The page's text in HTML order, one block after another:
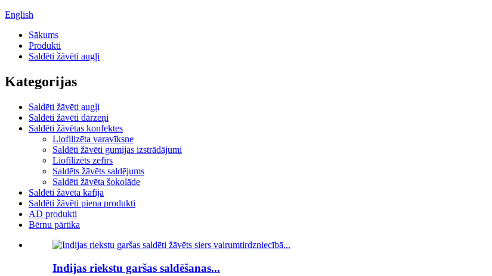
English
Sākums
Produkti
Saldēti žāvēti augļi
Kategorijas
Saldēti žāvēti augļi
Saldēti žāvēti dārzeņi
Saldēti žāvētas konfektes
Liofilizēta varavīksne
Saldēti žāvēti gumijas izstrādājumi
Liofilizēts zefīrs
Saldēts žāvēts saldējums
Saldēti žāvēta šokolāde
Saldēti žāvēta kafija
Saldēti žāvēti piena produkti
AD produkti
Bērnu pārtika
Indijas riekstu garšas saldēšanas...